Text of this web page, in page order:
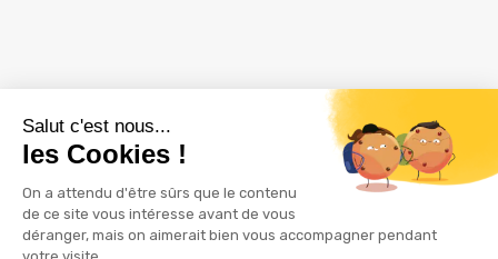
ZAC Les Delâches
16 rue Thuillère
91940 GOMETZ LE CHATEL
01 60 12 28 61